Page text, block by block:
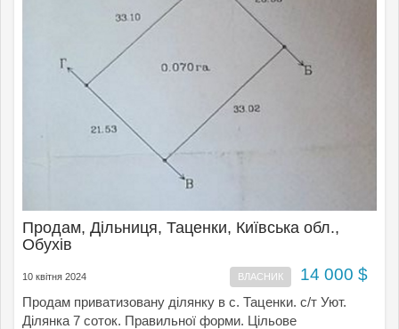
Продам, Дільниця, Таценки, Київська обл.,
Обухів
10 квітня 2024 ВЛАСНИК 14 000 $
Продам приватизовану ділянку в с. Таценки. с/т Уют.
Ділянка 7 соток. Правильної форми. Цільове